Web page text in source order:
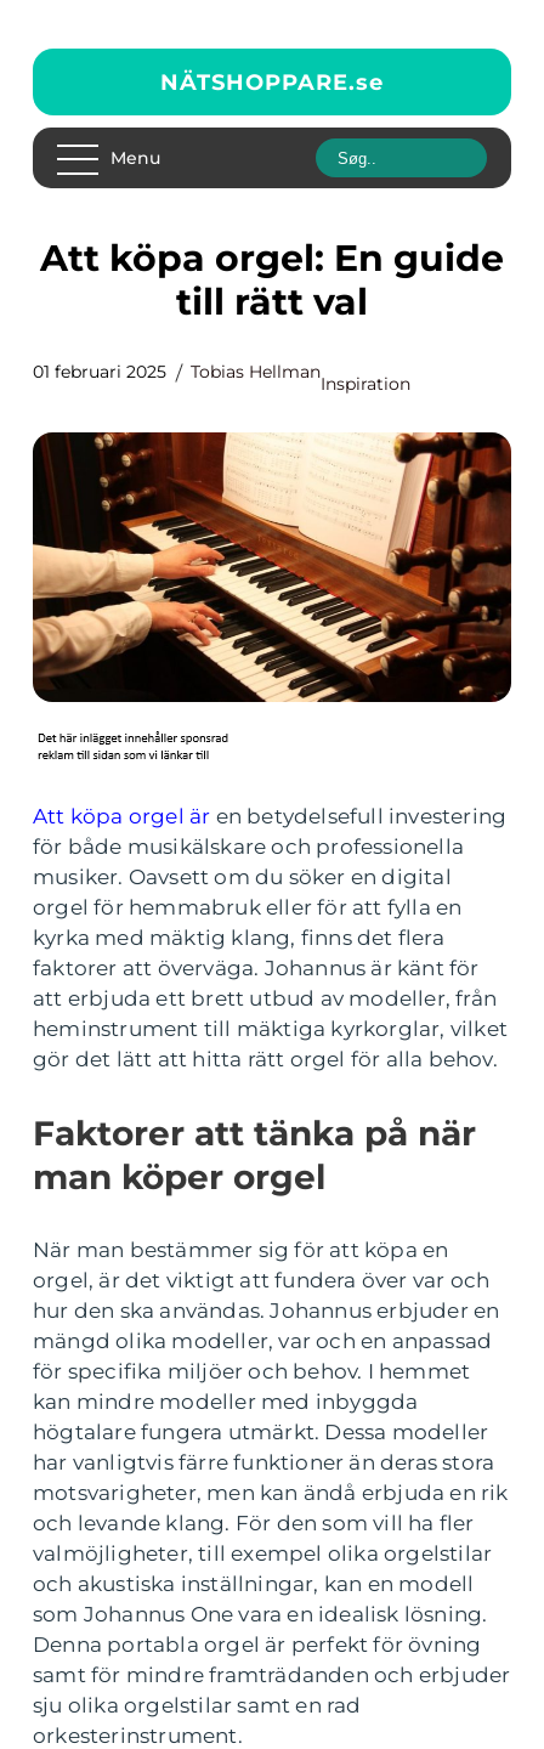
NÄTSHOPPARE.se
Menu
Att köpa orgel: En guide
till rätt val
01 februari 2025 Tobias Hellman
Inspiration
Att köpa orgel är en betydelsefull investering
för både musikälskare och professionella
musiker. Oavsett om du söker en digital
orgel för hemmabruk eller för att fylla en
kyrka med mäktig klang, finns det flera
faktorer att överväga. Johannus är känt för
att erbjuda ett brett utbud av modeller, från
heminstrument till mäktiga kyrkorglar, vilket
gör det lätt att hitta rätt orgel för alla behov.
Faktorer att tänka på när
man köper orgel
När man bestämmer sig för att köpa en
orgel, är det viktigt att fundera över var och
hur den ska användas. Johannus erbjuder en
mängd olika modeller, var och en anpassad
för specifika miljöer och behov. I hemmet
kan mindre modeller med inbyggda
högtalare fungera utmärkt. Dessa modeller
har vanligtvis färre funktioner än deras stora
motsvarigheter, men kan ändå erbjuda en rik
och levande klang. För den som vill ha fler
valmöjligheter, till exempel olika orgelstilar
och akustiska inställningar, kan en modell
som Johannus One vara en idealisk lösning.
Denna portabla orgel är perfekt för övning
samt för mindre framträdanden och erbjuder
sju olika orgelstilar samt en rad
orkesterinstrument.